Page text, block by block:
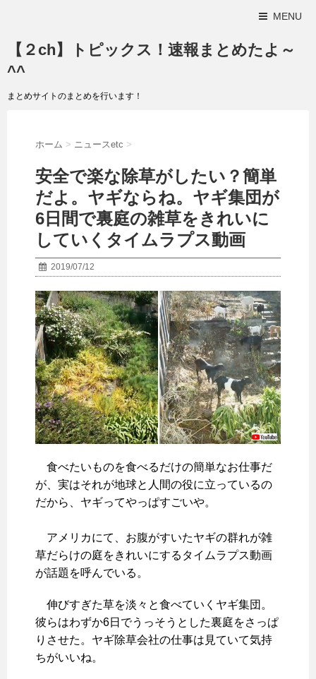
MENU
【２ch】トピックス！速報まとめたよ～
^^
まとめサイトのまとめを行います！
ホーム > ニュースetc >
安全で楽な除草がしたい？簡単
だよ。ヤギならね。ヤギ集団が
6日間で裏庭の雑草をきれいに
していくタイムラプス動画
2019/07/12
食べたいものを食べるだけの簡単なお仕事だ
が、実はそれが地球と人間の役に立っているの
だから、ヤギってやっぱすごいや。
アメリカにて、お腹がすいたヤギの群れが雑
草だらけの庭をきれいにするタイムラプス動画
が話題を呼んでいる。
伸びすぎた草を淡々と食べていくヤギ集団。
彼らはわずか6日でうっそうとした裏庭をさっぱ
りさせた。ヤギ除草会社の仕事は見ていて気持
ちがいいね。